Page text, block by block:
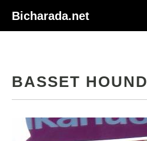
Bicharada.net
BASSET HOUND